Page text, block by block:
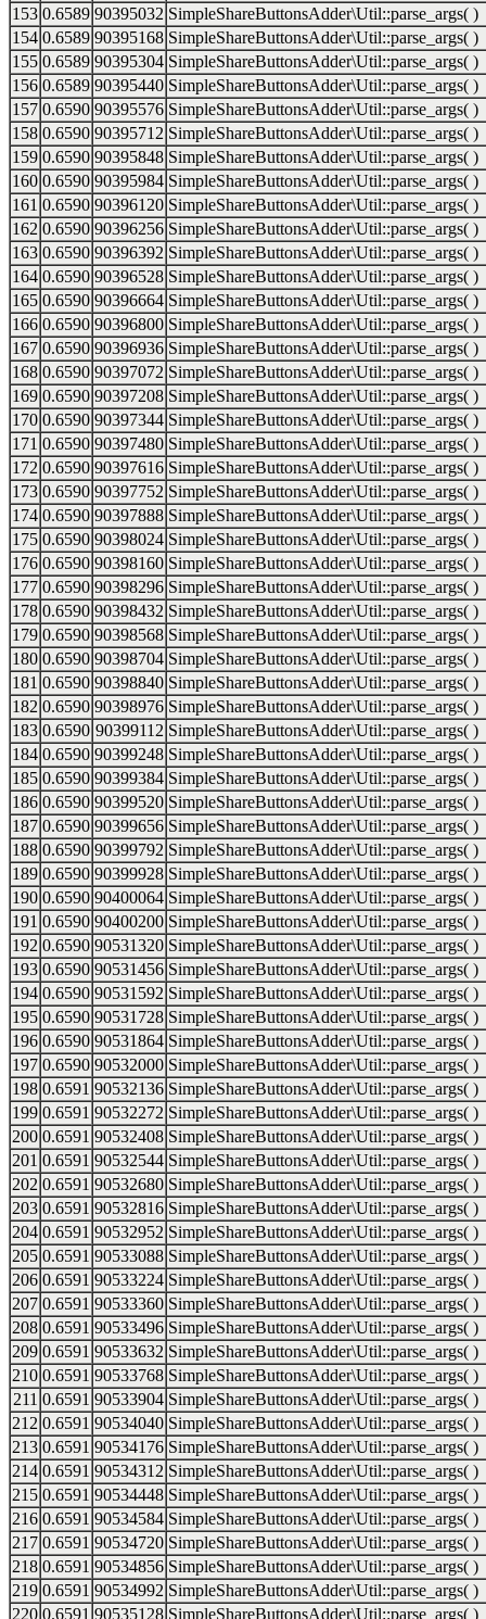
153 0.6589 90395032 SimpleShareButtonsAdder\Util::parse_args( )
154 0.6589 90395168 SimpleShareButtonsAdder\Util::parse_args( )
155 0.6589 90395304 SimpleShareButtonsAdder\Util::parse_args( )
156 0.6589 90395440 SimpleShareButtonsAdder\Util::parse_args( )
157 0.6590 90395576 SimpleShareButtonsAdder\Util::parse_args( )
158 0.6590 90395712 SimpleShareButtonsAdder\Util::parse_args( )
159 0.6590 90395848 SimpleShareButtonsAdder\Util::parse_args( )
160 0.6590 90395984 SimpleShareButtonsAdder\Util::parse_args( )
161 0.6590 90396120 SimpleShareButtonsAdder\Util::parse_args( )
162 0.6590 90396256 SimpleShareButtonsAdder\Util::parse_args( )
163 0.6590 90396392 SimpleShareButtonsAdder\Util::parse_args( )
164 0.6590 90396528 SimpleShareButtonsAdder\Util::parse_args( )
165 0.6590 90396664 SimpleShareButtonsAdder\Util::parse_args( )
166 0.6590 90396800 SimpleShareButtonsAdder\Util::parse_args( )
167 0.6590 90396936 SimpleShareButtonsAdder\Util::parse_args( )
168 0.6590 90397072 SimpleShareButtonsAdder\Util::parse_args( )
169 0.6590 90397208 SimpleShareButtonsAdder\Util::parse_args( )
170 0.6590 90397344 SimpleShareButtonsAdder\Util::parse_args( )
171 0.6590 90397480 SimpleShareButtonsAdder\Util::parse_args( )
172 0.6590 90397616 SimpleShareButtonsAdder\Util::parse_args( )
173 0.6590 90397752 SimpleShareButtonsAdder\Util::parse_args( )
174 0.6590 90397888 SimpleShareButtonsAdder\Util::parse_args( )
175 0.6590 90398024 SimpleShareButtonsAdder\Util::parse_args( )
176 0.6590 90398160 SimpleShareButtonsAdder\Util::parse_args( )
177 0.6590 90398296 SimpleShareButtonsAdder\Util::parse_args( )
178 0.6590 90398432 SimpleShareButtonsAdder\Util::parse_args( )
179 0.6590 90398568 SimpleShareButtonsAdder\Util::parse_args( )
180 0.6590 90398704 SimpleShareButtonsAdder\Util::parse_args( )
181 0.6590 90398840 SimpleShareButtonsAdder\Util::parse_args( )
182 0.6590 90398976 SimpleShareButtonsAdder\Util::parse_args( )
183 0.6590 90399112 SimpleShareButtonsAdder\Util::parse_args( )
184 0.6590 90399248 SimpleShareButtonsAdder\Util::parse_args( )
185 0.6590 90399384 SimpleShareButtonsAdder\Util::parse_args( )
186 0.6590 90399520 SimpleShareButtonsAdder\Util::parse_args( )
187 0.6590 90399656 SimpleShareButtonsAdder\Util::parse_args( )
188 0.6590 90399792 SimpleShareButtonsAdder\Util::parse_args( )
189 0.6590 90399928 SimpleShareButtonsAdder\Util::parse_args( )
190 0.6590 90400064 SimpleShareButtonsAdder\Util::parse_args( )
191 0.6590 90400200 SimpleShareButtonsAdder\Util::parse_args( )
192 0.6590 90531320 SimpleShareButtonsAdder\Util::parse_args( )
193 0.6590 90531456 SimpleShareButtonsAdder\Util::parse_args( )
194 0.6590 90531592 SimpleShareButtonsAdder\Util::parse_args( )
195 0.6590 90531728 SimpleShareButtonsAdder\Util::parse_args( )
196 0.6590 90531864 SimpleShareButtonsAdder\Util::parse_args( )
197 0.6590 90532000 SimpleShareButtonsAdder\Util::parse_args( )
198 0.6591 90532136 SimpleShareButtonsAdder\Util::parse_args( )
199 0.6591 90532272 SimpleShareButtonsAdder\Util::parse_args( )
200 0.6591 90532408 SimpleShareButtonsAdder\Util::parse_args( )
201 0.6591 90532544 SimpleShareButtonsAdder\Util::parse_args( )
202 0.6591 90532680 SimpleShareButtonsAdder\Util::parse_args( )
203 0.6591 90532816 SimpleShareButtonsAdder\Util::parse_args( )
204 0.6591 90532952 SimpleShareButtonsAdder\Util::parse_args( )
205 0.6591 90533088 SimpleShareButtonsAdder\Util::parse_args( )
206 0.6591 90533224 SimpleShareButtonsAdder\Util::parse_args( )
207 0.6591 90533360 SimpleShareButtonsAdder\Util::parse_args( )
208 0.6591 90533496 SimpleShareButtonsAdder\Util::parse_args( )
209 0.6591 90533632 SimpleShareButtonsAdder\Util::parse_args( )
210 0.6591 90533768 SimpleShareButtonsAdder\Util::parse_args( )
211 0.6591 90533904 SimpleShareButtonsAdder\Util::parse_args( )
212 0.6591 90534040 SimpleShareButtonsAdder\Util::parse_args( )
213 0.6591 90534176 SimpleShareButtonsAdder\Util::parse_args( )
214 0.6591 90534312 SimpleShareButtonsAdder\Util::parse_args( )
215 0.6591 90534448 SimpleShareButtonsAdder\Util::parse_args( )
216 0.6591 90534584 SimpleShareButtonsAdder\Util::parse_args( )
217 0.6591 90534720 SimpleShareButtonsAdder\Util::parse_args( )
218 0.6591 90534856 SimpleShareButtonsAdder\Util::parse_args( )
219 0.6591 90534992 SimpleShareButtonsAdder\Util::parse_args( )
220 0.6591 90535128 SimpleShareButtonsAdder\Util::parse_args( )